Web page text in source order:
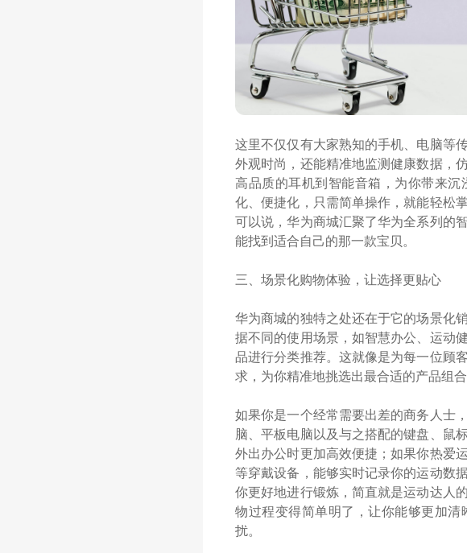
这里不仅仅有大家熟知的手机、电脑等
外观时尚，还能精准地监测健康数据，
高品质的耳机到智能音箱，为你带来
化、便捷化，只需简单操作，就能轻松
可以说，华为商城汇聚了华为全系列的
能找到适合自己的那一款宝贝。
三、场景化购物体验，让选择更贴心
华为商城的独特之处还在于它的场景化
据不同的使用场景，如智慧办公、运动
品进行分类推荐。这就像是为每一位顾
求，为你精准地挑选出最合适的产品组合
如果你是一个经常需要出差的商务人士
脑、平板电脑以及与之搭配的键盘、鼠
外出办公时更加高效便捷；如果你热爱
等穿戴设备，能够实时记录你的运动数
你更好地进行锻炼，简直就是运动达人
物过程变得简单明了，让你能够更加
扰。